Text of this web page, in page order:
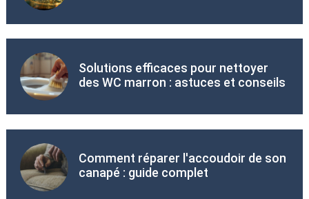
Solutions efficaces pour nettoyer
des WC marron : astuces et conseils
Comment réparer l'accoudoir de son
canapé : guide complet